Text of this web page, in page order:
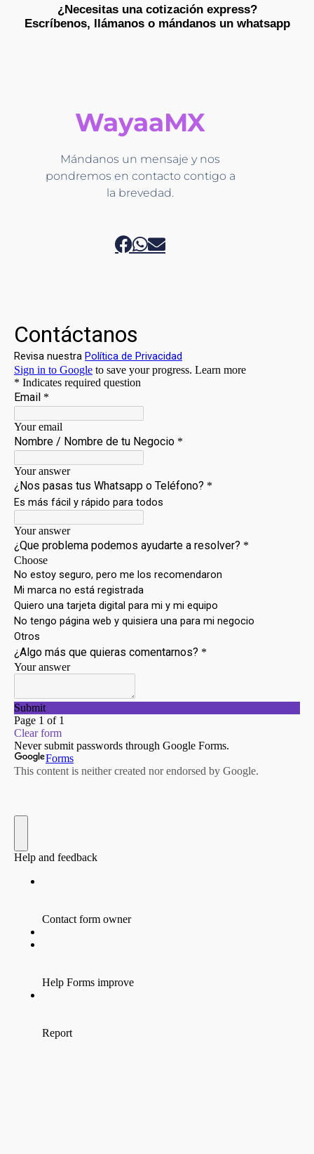
¿Necesitas una cotización express?
Escríbenos, llámanos o mándanos un whatsapp​
WayaaMX
Mándanos un mensaje y nos
pondremos en contacto contigo a
la brevedad.